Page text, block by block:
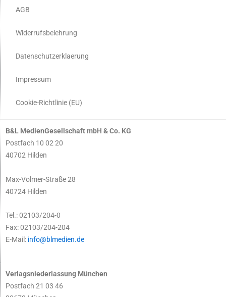
AGB
Widerrufsbelehrung
Datenschutzerklaerung
Impressum
Cookie-Richtlinie (EU)
B&L MedienGesellschaft mbH & Co. KG
Postfach 10 02 20
40702 Hilden
Max-Volmer-Straße 28
40724 Hilden
Tel.: 02103/204-0
Fax: 02103/204-204
E-Mail: info@blmedien.de
Verlagsniederlassung München
Postfach 21 03 46